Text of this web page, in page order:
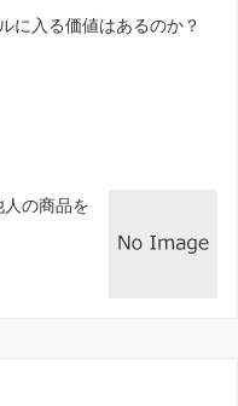
に入る価値はあるのか？
の商品を